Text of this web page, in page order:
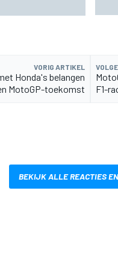
VORIG ARTIKEL
Honda's belangen
MotoGP-toekomst
F1-
BEKIJK ALLE REACTIES